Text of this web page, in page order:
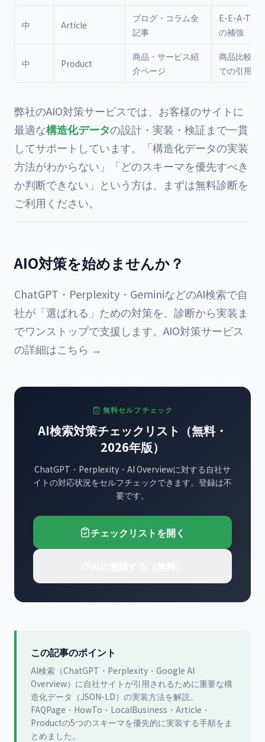
中 Article
ブログ・コラム全
記事
E-E-A-Tシ
の補強
中 Product
商品・サービス紹
介ページ
商品比較系
での引用
弊社のAIO対策サービスでは、お客様のサイトに
最適な構造化データの設計・実装・検証まで一貫
してサポートしています。「構造化データの実装
方法がわからない」「どのスキーマを優先すべき
か判断できない」という方は、まずは無料診断を
ご利用ください。
AIO対策を始めませんか？
ChatGPT・Perplexity・GeminiなどのAI検索で自
社が「選ばれる」ための対策を、診断から実装ま
でワンストップで支援します。 AIO対策サービス
の詳細はこちら →
無料セルフチェック
AI検索対策チェックリスト（無料・
2026年版）
ChatGPT・Perplexity・AI Overviewに対する自社サ
イトの対応状況をセルフチェックできます。登録は不
要です。
チェックリストを開く
この記事のポイント
AI検索（ChatGPT・Perplexity・Google AI
Overview）に自社サイトが引用されるために重要な構
造化データ（JSON-LD）の実装方法を解説。
FAQPage・HowTo・LocalBusiness・Article・
Productの5つのスキーマを優先的に実装する手順をま
とめました。